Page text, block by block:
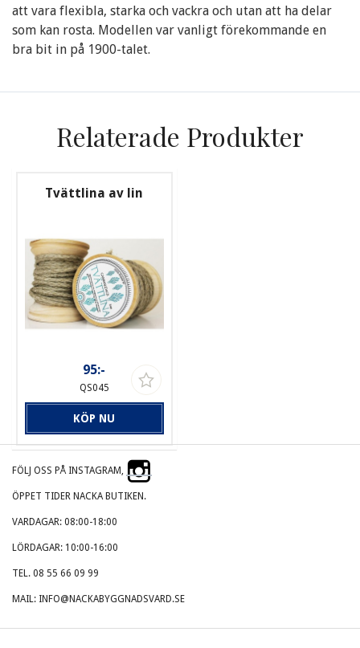
att vara flexibla, starka och vackra och utan att ha delar
som kan rosta. Modellen var vanligt förekommande en
bra bit in på 1900-talet.
Relaterade Produkter
Tvättlina av lin
95:-
QS045
KÖP NU
FÖLJ OSS PÅ INSTAGRAM,
ÖPPET TIDER NACKA BUTIKEN.
VARDAGAR: 08:00-18:00
LÖRDAGAR: 10:00-16:00
TEL. 08 55 66 09 99
MAIL: INFO@NACKABYGGNADSVARD.SE